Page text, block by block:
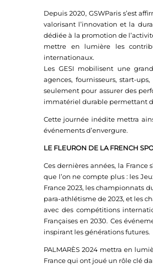
Depuis 2020, GSWParis s’est
valorisant l’innovation et la
dédiée à la promotion de
mettre en lumière les
internationaux.
Les GESI mobilisent une
agences, fournisseurs, start-
seulement pour assurer des
immatériel durable permettant
Cette journée inédite mettra
événements d’envergure.
LE FLEURON DE LA FRENCH
Ces dernières années, la France
que l’on ne compte plus : les
France 2023, les championnats
para-athlétisme de 2023, et les
avec des compétitions
Françaises en 2030. Ces
inspirant les générations futures.
PALMARÈS 2024 mettra en
France qui ont joué un rôle clé